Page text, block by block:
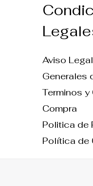
Aviso
Generales
Terminos
Compra
Politica de
Política de